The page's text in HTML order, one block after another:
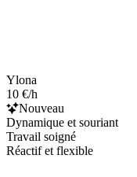
Ylona
10 €/h
Nouveau
Dynamique et souriant
Travail soigné
Réactif et flexible